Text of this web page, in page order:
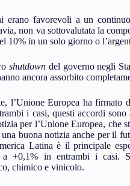
erano favorevoli a un
non va sottovalutata la
10% in un solo giorno o
shutdown del governo negli
ancora assorbito
l’Unione Europea ha
i casi, questi accordi
per l’Unione Europea, che
buona notizia anche per il
Latina è il principale
a +0,1% in entrambi i casi.
chimico e vinicolo.